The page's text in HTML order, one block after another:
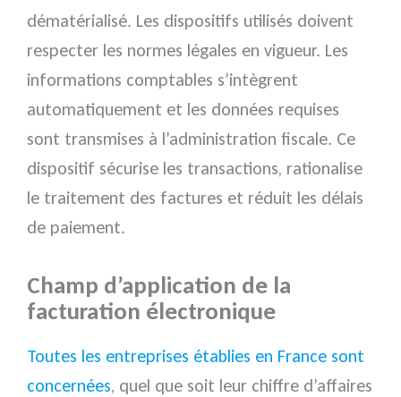
dématérialisé. Les dispositifs utilisés doivent
respecter les normes légales en vigueur. Les
informations comptables s’intègrent
automatiquement et les données requises
sont transmises à l’administration fiscale. Ce
dispositif sécurise les transactions, rationalise
le traitement des factures et réduit les délais
de paiement.
Champ d’application de la
facturation électronique
Toutes les entreprises établies en France sont
concernées, quel que soit leur chiffre d’affaires